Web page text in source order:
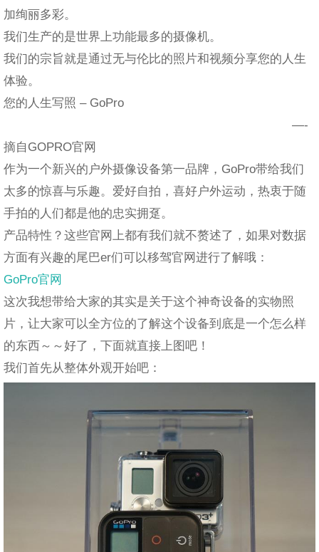
加绚丽多彩。
我们生产的是世界上功能最多的摄像机。
我们的宗旨就是通过无与伦比的照片和视频分享您的人生
体验。
您的人生写照 – GoPro
—-
摘自GOPRO官网
作为一个新兴的户外摄像设备第一品牌，GoPro带给我们
太多的惊喜与乐趣。爱好自拍，喜好户外运动，热衷于随
手拍的人们都是他的忠实拥趸。
产品特性？这些官网上都有我们就不赘述了，如果对数据
方面有兴趣的尾巴er们可以移驾官网进行了解哦：
GoPro官网
这次我想带给大家的其实是关于这个神奇设备的实物照
片，让大家可以全方位的了解这个设备到底是一个怎么样
的东西～～好了，下面就直接上图吧！
我们首先从整体外观开始吧：